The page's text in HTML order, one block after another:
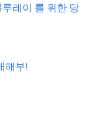
레이 를 위한 당
해부!